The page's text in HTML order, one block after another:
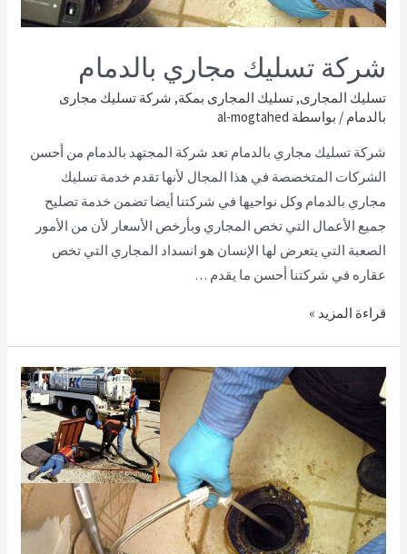
شركة تسليك مجاري بالدمام
تسليك المجارى,تسليك المجارى بمكة, شركة تسليك مجارى
بالدمام / بواسطة al-mogtahed
شركة تسليك مجاري بالدمام تعد شركة المجتهد بالدمام من أحسن
الشركات المتخصصة في هذا المجال لأنها تقدم خدمة تسليك
مجاري بالدمام وكل نواحيها في شركتنا أيضا تضمن خدمة تصليح
جميع الأعمال التي تخص المجاري وبأرخص الأسعار لأن من الأمور
الصعبة التي يتعرض لها الإنسان هو انسداد المجاري التي تخص
عقاره في شركتنا أحسن ما يقدم …
قراءة المزيد »